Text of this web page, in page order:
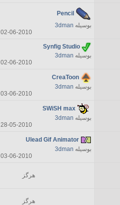
Pencil
بوسیله 3dman
02-06-2010
Synfig Studio
بوسیله 3dman
02-06-2010
CreaToon
بوسیله 3dman
03-06-2010
SWiSH max
بوسیله 3dman
28-05-2010
Ulead Gif Animator
بوسیله 3dman
03-06-2010
هرگز
هرگز